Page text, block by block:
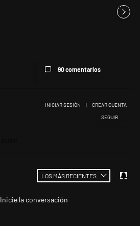
90 comentarios
SIGA ESTA
SEGUIR
INICIAR SESIÓN | CREAR CUENTA
LOS MÁS RECIENTES
Inicie la conversación